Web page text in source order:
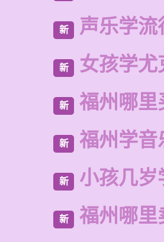
新 声乐学流
新 女孩学
新 福州哪里
新 福州学音
新 小孩几岁
新 福州哪里